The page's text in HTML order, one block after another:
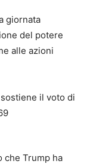
giornata
del potere
alle azioni
che Trump ha